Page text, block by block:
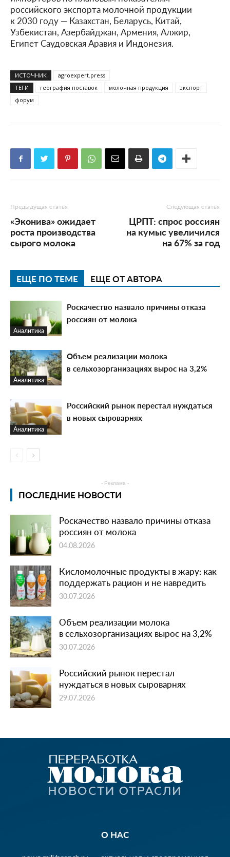
российского экспорта молочной продукции
к 2030 году — Казахстан, Беларусь, Китай,
Узбекистан, Азербайджан, Армения, Алжир,
Египет Саудовская Аравия и Индонезия.
ИСТОЧНИК
agroexpert.press
ТЕГИ
география поставок молочная продукция
экспорт
форум
Предыдущая статья
«Эконива» ожидает
роста производства
сырого молока
Следующая статья
ЦРПТ: спрос россиян
на кумыс увеличился
на 67% за год
ЕЩЕ ПО ТЕМЕ ЕЩЕ ОТ АВТОРА
Аналитика
Роскачество назвало причины отказа
россиян от молока
Аналитика
Объем реализации молока
в сельхозорганизациях вырос на 3,2%
Аналитика
Российский рынок перестал нуждаться
в новых сыроварнях
- Реклама -
ПОСЛЕДНИЕ НОВОСТИ
Роскачество назвало причины отказа
россиян от молока
04.08.2026
Кисломолочные продукты в жару: как
поддержать рацион и не навредить
30.07.2026
Объем реализации молока
в сельхозорганизациях вырос на 3,2%
30.07.2026
Российский рынок перестал
нуждаться в новых сыроварнях
29.07.2026
О НАС